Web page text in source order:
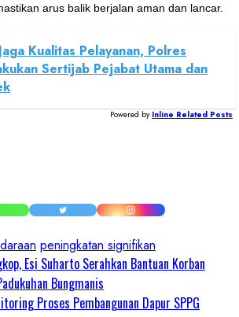
arus balik berjalan aman dan lancar.
Jaga Kualitas Pelayanan, Polres
Sertijab Pejabat Utama dan
Powered by Inline Related Posts
peningkatan signifikan
Esi Suharto Serahkan Bantuan Korban
Bungmanis
Proses Pembangunan Dapur SPPG